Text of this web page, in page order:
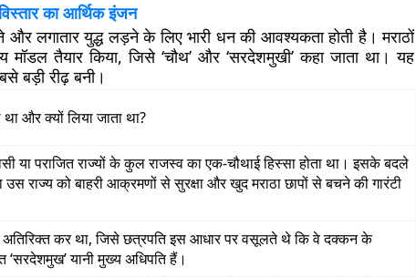
का आर्थिक इंजन
और लगातार युद्ध लड़ने के लिए भारी धन की आवश्यकता होती है। मराठों
मॉडल तैयार किया, जिसे ‘चौथ’ और ‘सरदेशमुखी’ कहा जाता था। यह
बड़ी रीढ़ बनी।
और क्यों लिया जाता था?
या पराजित राज्यों के कुल राजस्व का एक-चौथाई हिस्सा होता था। इसके बदले
उस राज्य को बाहरी आक्रमणों से सुरक्षा और खुद मराठा छापों से बचने की गारंटी
कर था, जिसे छत्रपति इस आधार पर वसूलते थे कि वे दक्कन के
‘सरदेशमुख’ यानी मुख्य अधिपति हैं।